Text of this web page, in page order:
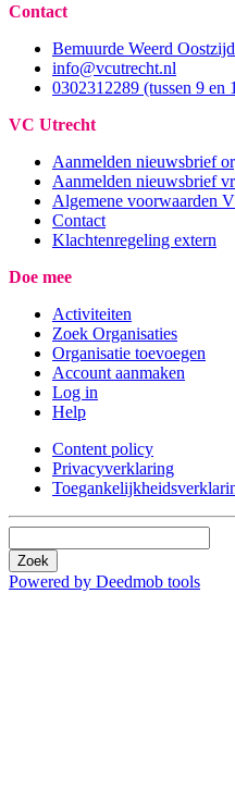
Contact
Bemuurde Weerd
info@vcutrecht.nl
0302312289 (tussen 9 en
VC Utrecht
Aanmelden nieuwsbrief
Aanmelden nieuwsbrief
Algemene voorwaarden
Contact
Klachtenregeling extern
Doe mee
Activiteiten
Zoek Organisaties
Organisatie toevoegen
Account aanmaken
Log in
Help
Content policy
Privacyverklaring
Zoek
Powered by Deedmob tools